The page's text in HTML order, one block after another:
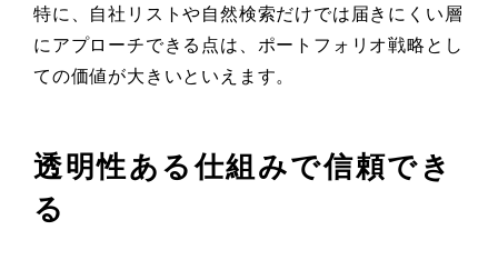
特に、自社リストや自然検索だけでは届きにくい層
にアプローチできる点は、ポートフォリオ戦略とし
ての価値が大きいといえます。
透明性ある仕組みで信頼でき
る